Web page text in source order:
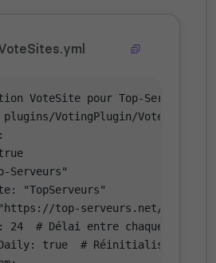
VoteSite pour Top-Serveurs
VotingPlugin/
Serveurs"
"TopServeurs"
top-serveurs.net/
24  # Délai entre chaque vote
true  # Réinitialisation